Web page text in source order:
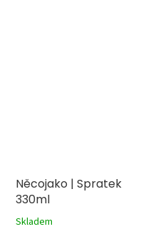
Něcojako | Spratek
330ml
Skladem